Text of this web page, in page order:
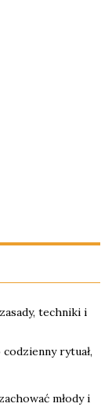
techniki i
rytuał,
młody i